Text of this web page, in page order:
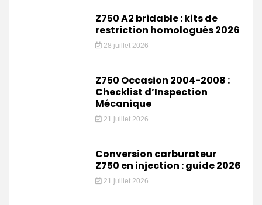
Z750 A2 bridable : kits de
restriction homologués 2026
28 juillet 2026
Z750 Occasion 2004-2008 :
Checklist d’Inspection
Mécanique
21 juillet 2026
Conversion carburateur
Z750 en injection : guide 2026
21 juillet 2026